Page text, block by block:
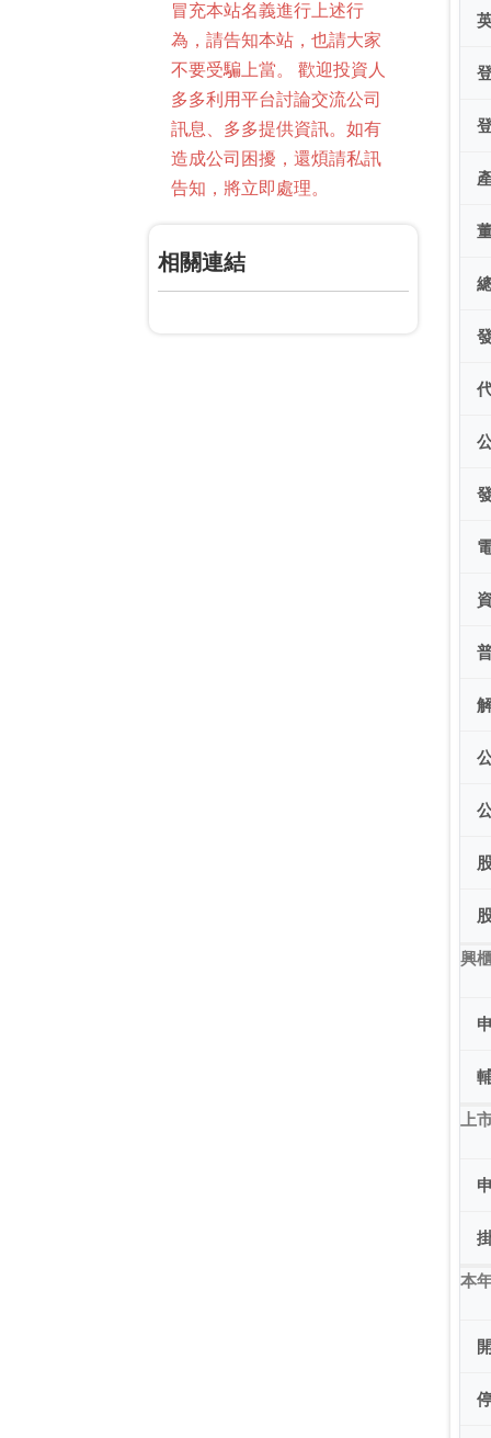
冒充本站名義進行上述行
為，請告知本站，也請大家
不要受騙上當。 歡迎投資人
多多利用平台討論交流公司
訊息、多多提供資訊。如有
造成公司困擾，還煩請私訊
告知，將立即處理。
相關連結
興
上
本